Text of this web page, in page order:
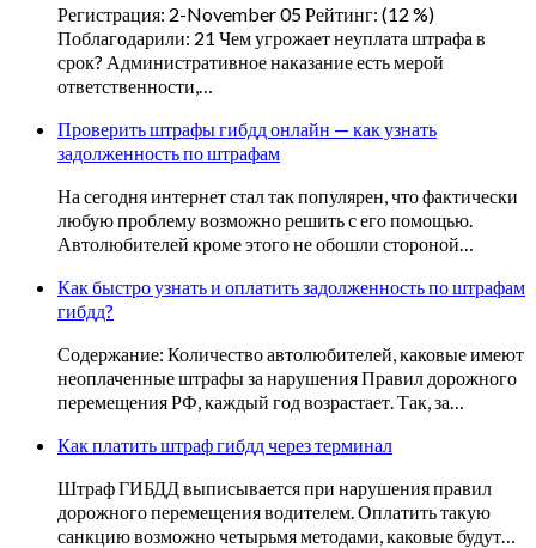
Регистрация: 2-November 05 Рейтинг: (12 %)
Поблагодарили: 21 Чем угрожает неуплата штрафа в
срок? Административное наказание есть мерой
ответственности,…
Проверить штрафы гибдд онлайн — как узнать
задолженность по штрафам
На сегодня интернет стал так популярен, что фактически
любую проблему возможно решить с его помощью.
Автолюбителей кроме этого не обошли стороной…
Как быстро узнать и оплатить задолженность по штрафам
гибдд?
Содержание: Количество автолюбителей, каковые имеют
неоплаченные штрафы за нарушения Правил дорожного
перемещения РФ, каждый год возрастает. Так, за…
Как платить штраф гибдд через терминал
Штраф ГИБДД выписывается при нарушения правил
дорожного перемещения водителем. Оплатить такую
санкцию возможно четырьмя методами, каковые будут…